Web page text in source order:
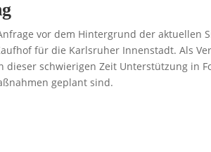
vor dem Hintergrund der aktuellen
für die Karlsruher Innenstadt. Als
dieser schwierigen Zeit Unterstützung in
geplant sind.